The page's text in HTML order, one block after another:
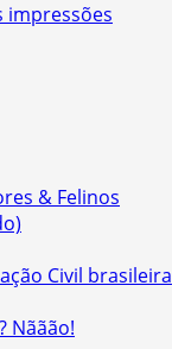
impressões
& Felinos
Civil brasileira
Nããão!